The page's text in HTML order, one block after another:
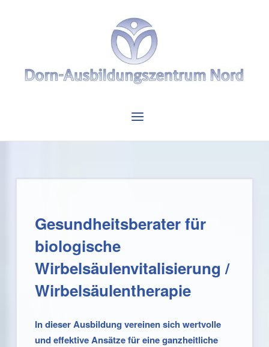
Menu
Gesundheitsberater für
biologische
Wirbelsäulenvitalisierung /
Wirbelsäulentherapie
In dieser Ausbildung vereinen sich wertvolle
und effektive Ansätze für eine ganzheitliche